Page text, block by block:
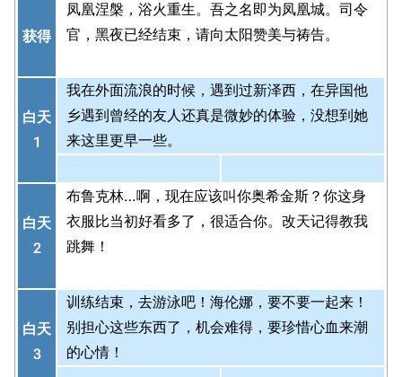
获得
凤凰涅槃，浴火重生。吾之名即为凤凰城。司令
官，黑夜已经结束，请向太阳赞美与祷告。
白天
1
我在外面流浪的时候，遇到过新泽西，在异国他
乡遇到曾经的友人还真是微妙的体验，没想到她
来这里更早一些。
白天
2
布鲁克林…啊，现在应该叫你奥希金斯？你这身
衣服比当初好看多了，很适合你。改天记得教我
跳舞！
白天
3
训练结束，去游泳吧！海伦娜，要不要一起来！
别担心这些东西了，机会难得，要珍惜心血来潮
的心情！